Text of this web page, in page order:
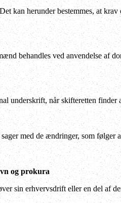
kan herunder bestemmes, at
behandles ved anvendelse af
underskrift, når skifteretten finder
med de ændringer, som følger
og prokura
sin erhvervsdrift eller en del af